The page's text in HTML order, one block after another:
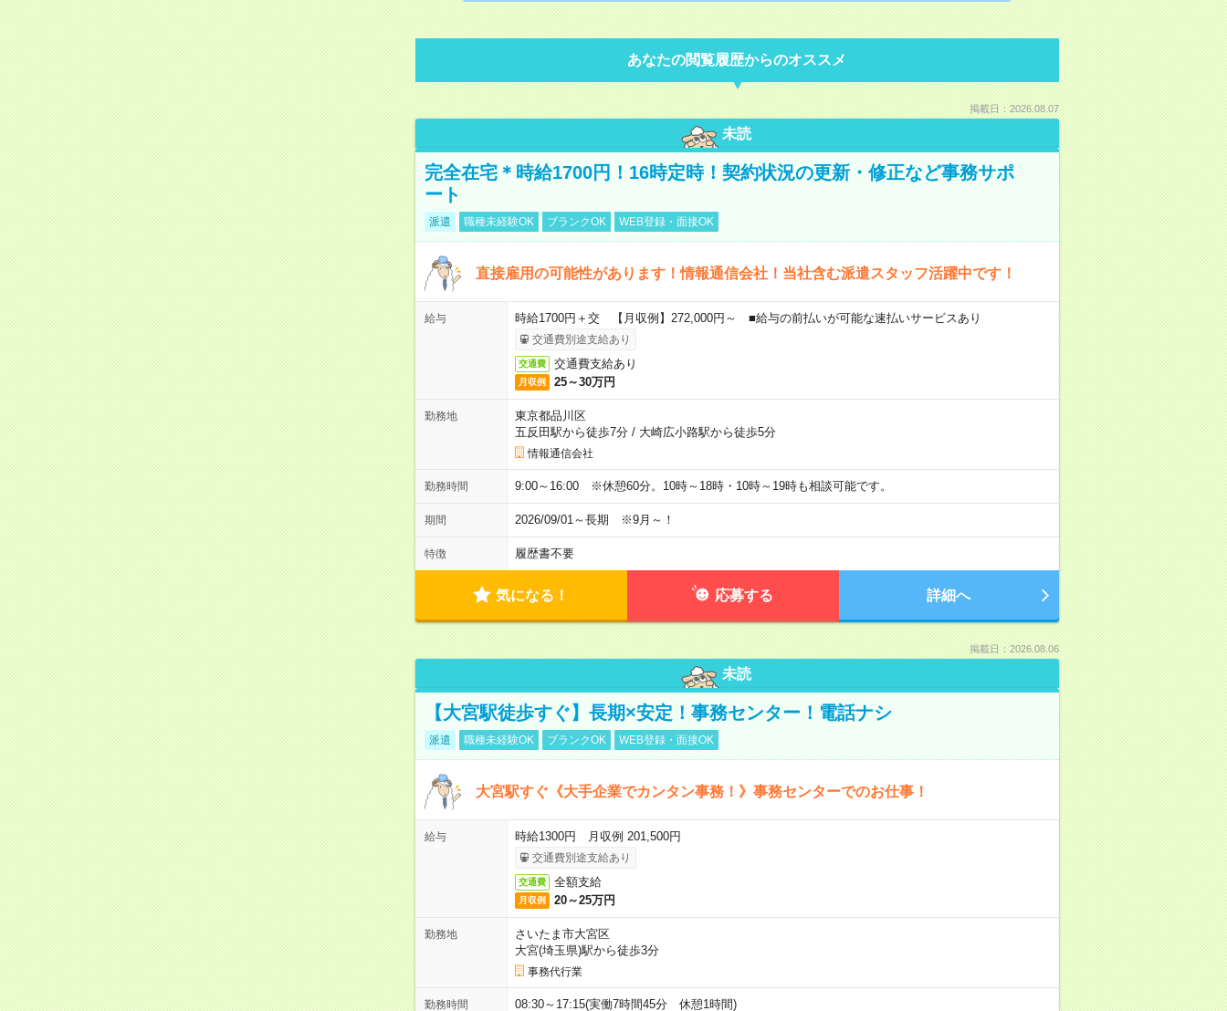
あなたの閲覧履歴からのオススメ
掲載日：2026.08.07
未読
完全在宅＊時給1700円！16時定時！契約状況の更新・修正など事務サポ
ート
派遣 職種未経験OK ブランクOK WEB登録・面接OK
直接雇用の可能性があります！情報通信会社！当社含む派遣スタッフ活躍中です！
給与 時給1700円＋交 【月収例】272,000円～ ■給与の前払いが可能な速払いサービスあり
交通費別途支給あり
交通費 交通費支給あり
月収例 25～30万円
勤務地
東京都品川区
五反田駅から徒歩7分/ 大崎広小路駅から徒歩5分
情報通信会社
勤務時間 9:00～16:00 ※休憩60分。10時～18時・10時～19時も相談可能です。
期間 2026/09/01～長期 ※9月～！
特徴 履歴書不要
気になる！ 応募する 詳細へ
掲載日：2026.08.06
未読
【大宮駅徒歩すぐ】長期×安定！事務センター！電話ナシ
派遣 職種未経験OK ブランクOK WEB登録・面接OK
大宮駅すぐ《大手企業でカンタン事務！》事務センターでのお仕事！
給与 時給1300円 月収例 201,500円
交通費別途支給あり
交通費 全額支給
月収例 20～25万円
勤務地
さいたま市大宮区
大宮(埼玉県)駅から徒歩3分
事務代行業
勤務時間 08:30～17:15(実働7時間45分 休憩1時間)